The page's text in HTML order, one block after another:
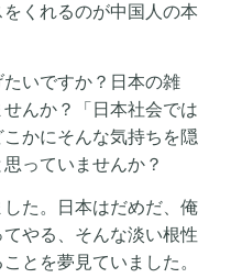
くれるのが中国人の本
いですか？日本の雑
んか？「日本社会では
かにそんな気持ちを隠
っていませんか？
た。日本はだめだ、俺
やる、そんな淡い根性
とを夢見ていました。